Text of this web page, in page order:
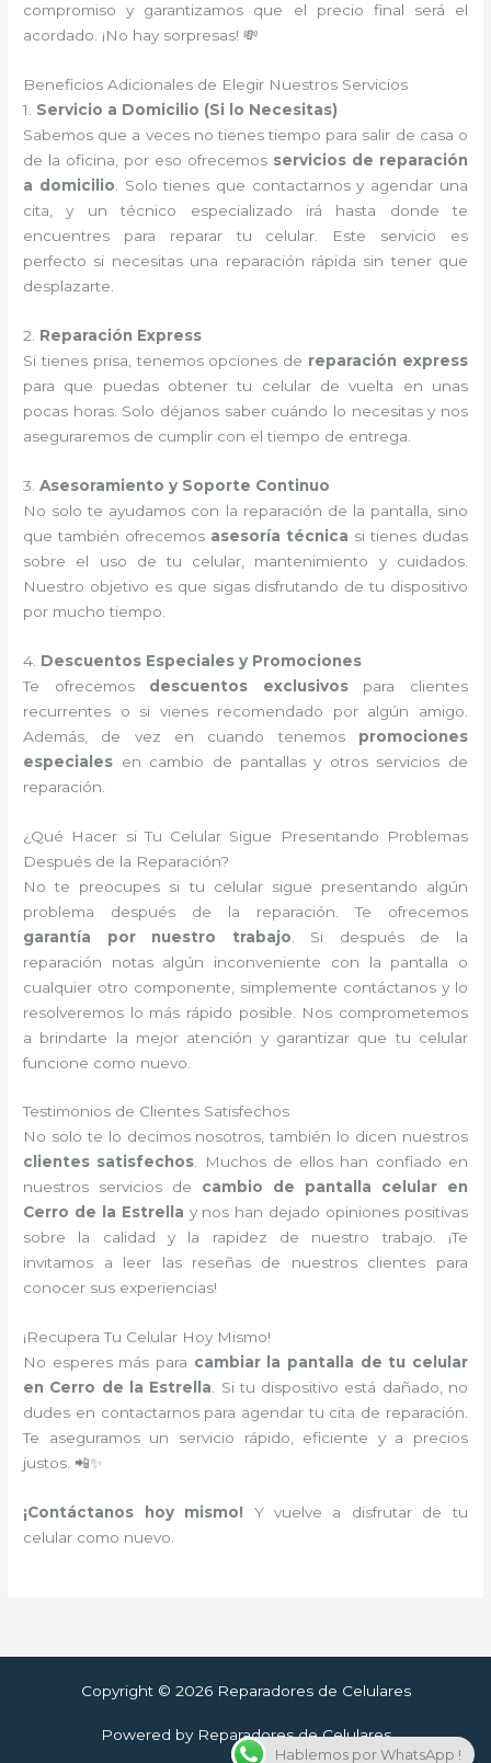
compromiso y garantizamos que el precio final será el
acordado. ¡No hay sorpresas! 💸
Beneficios Adicionales de Elegir Nuestros Servicios
1. Servicio a Domicilio (Si lo Necesitas)
Sabemos que a veces no tienes tiempo para salir de casa o
de la oficina, por eso ofrecemos servicios de reparación
a domicilio . Solo tienes que contactarnos y agendar una
cita, y un técnico especializado irá hasta donde te
encuentres para reparar tu celular. Este servicio es
perfecto si necesitas una reparación rápida sin tener que
desplazarte.
2. Reparación Express
Si tienes prisa, tenemos opciones de reparación express
para que puedas obtener tu celular de vuelta en unas
pocas horas. Solo déjanos saber cuándo lo necesitas y nos
aseguraremos de cumplir con el tiempo de entrega.
3.Asesoramiento y Soporte Continuo
No solo te ayudamos con la reparación de la pantalla, sino
que también ofrecemos asesoría técnica si tienes dudas
sobre el uso de tu celular, mantenimiento y cuidados.
Nuestro objetivo es que sigas disfrutando de tu dispositivo
por mucho tiempo.
4. Descuentos Especiales y Promociones
Te ofrecemos descuentos exclusivospara clientes
recurrentes o si vienes recomendado por algún amigo.
Además, de vez en cuando tenemos promociones
especiales en cambio de pantallas y otros servicios de
reparación.
¿Qué Hacer si Tu Celular Sigue Presentando Problemas
Después de la Reparación?
No te preocupes si tu celular sigue presentando algún
problema después de la reparación. Te ofrecemos
garantía por nuestro trabajo . Si después de la
reparación notas algún inconveniente con la pantalla o
cualquier otro componente, simplemente contáctanos y lo
resolveremos lo más rápido posible. Nos comprometemos
a brindarte la mejor atención y garantizar que tu celular
funcione como nuevo.
Testimonios de Clientes Satisfechos
No solo te lo decimos nosotros, también lo dicen nuestros
clientes satisfechos. Muchos de ellos han confiado en
nuestros servicios de cambio de pantalla celular en
Cerro de la Estrella y nos han dejado opiniones positivas
sobre la calidad y la rapidez de nuestro trabajo. ¡Te
invitamos a leer las reseñas de nuestros clientes para
conocer sus experiencias!
¡Recupera Tu Celular Hoy Mismo!
No esperes más para cambiar la pantalla de tu celular
en Cerro de la Estrella. Si tu dispositivo está dañado, no
dudes en contactarnos para agendar tu cita de reparación.
Te aseguramos un servicio rápido, eficiente y a precios
justos. 📲✨
¡Contáctanos hoy mismo! Y vuelve a disfrutar de tu
celular como nuevo.
Copyright © 2026 Reparadores de Celulares
Powered by Reparadores de Celulares
Hablemos por WhatsApp !